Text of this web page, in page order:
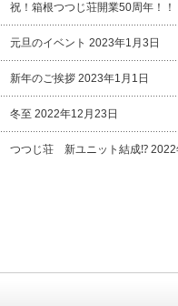
祝！箱根つつじ荘開業50周年！！
元旦のイベント 2023年1月3日
新年のご挨拶 2023年1月1日
冬至 2022年12月23日
つつじ荘 新ユニット結成⁉ 2022